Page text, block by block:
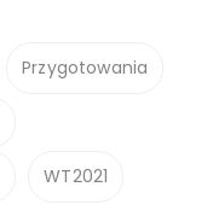
Przygotowania
WT2021